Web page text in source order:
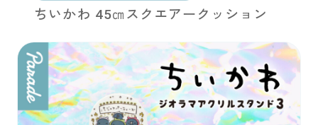
ちいかわ 45㎝スクエアークッション